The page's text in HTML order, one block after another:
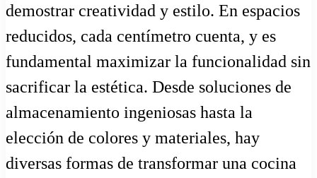
demostrar creatividad y estilo. En espacios
reducidos, cada centímetro cuenta, y es
fundamental maximizar la funcionalidad sin
sacrificar la estética. Desde soluciones de
almacenamiento ingeniosas hasta la
elección de colores y materiales, hay
diversas formas de transformar una cocina